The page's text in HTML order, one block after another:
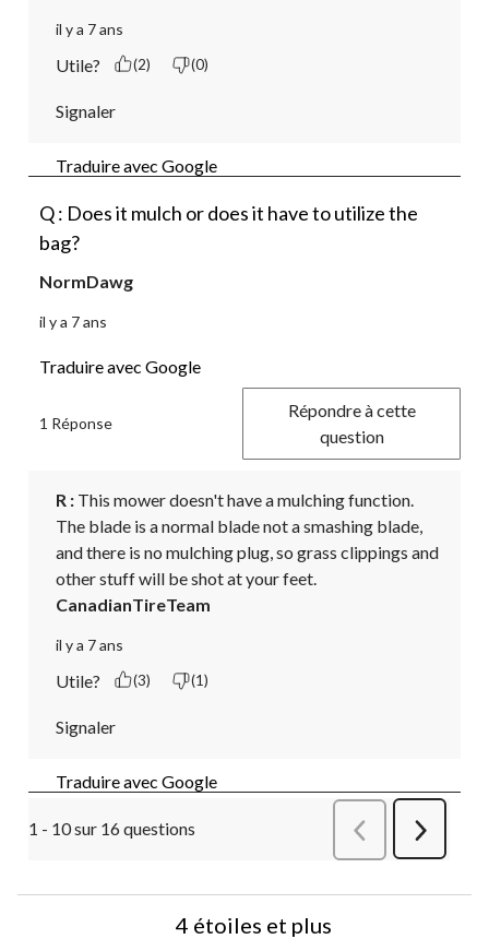
il y a 7 ans
Utile? (2) (0)
Signaler
Traduire avec Google
Q : Does it mulch or does it have to utilize the
bag?
NormDawg
il y a 7 ans
Traduire avec Google
1 Réponse
Répondre à cette
question
R : This mower doesn't have a mulching function.
The blade is a normal blade not a smashing blade,
and there is no mulching plug, so grass clippings and
other stuff will be shot at your feet.
CanadianTireTeam
il y a 7 ans
Utile? (3) (1)
Signaler
Traduire avec Google
1 - 10 sur 16 questions
Précédent
Questions
Suivant
4 étoiles et plus